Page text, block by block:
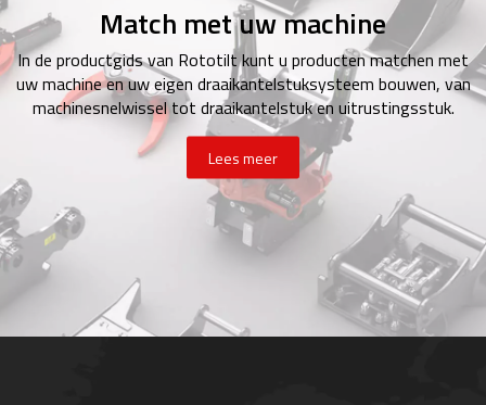
Match met uw machine
In de productgids van Rototilt kunt u producten matchen met
uw machine en uw eigen draaikantelstuksysteem bouwen, van
machinesnelwissel tot draaikantelstuk en uitrustingsstuk.
Lees meer